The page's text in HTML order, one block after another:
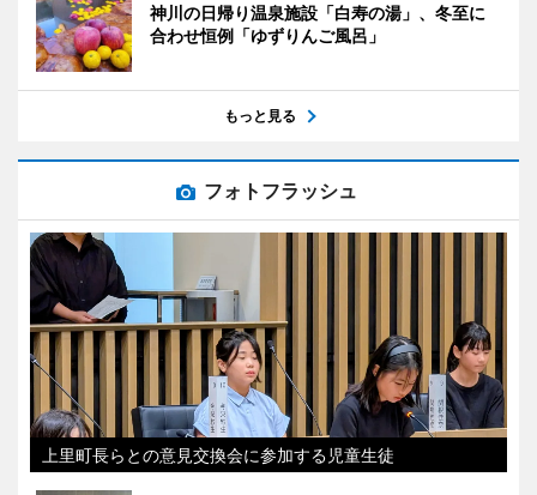
神川の日帰り温泉施設「白寿の湯」、冬至に
合わせ恒例「ゆずりんご風呂」
もっと見る
フォトフラッシュ
上里町長らとの意見交換会に参加する児童生徒